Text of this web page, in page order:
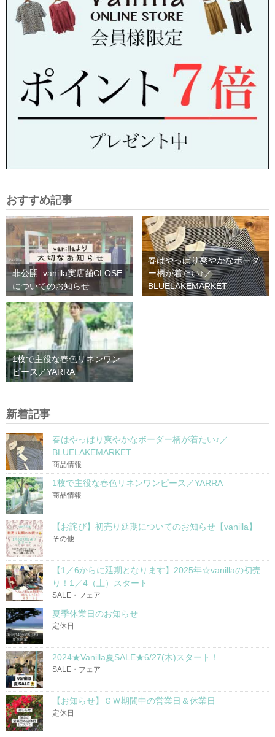
おすすめ記事
非公開: vanilla実店舗CLOSE
についてのお知らせ
春はやっぱり爽やかなボーダ
ー柄が着たい♪／
BLUELAKEMARKET
1枚で主役な春色リネンワン
ピース／YARRA
新着記事
春はやっぱり爽やかなボーダー柄が着たい♪／
BLUELAKEMARKET
商品情報
1枚で主役な春色リネンワンピース／YARRA
商品情報
【お詫び】初売り延期についてのお知らせ【vanilla】
その他
【1／6からに延期となります】2025年☆vanillaの初売
り！1／4（土）スタート
SALE・フェア
夏季休業日のお知らせ
定休日
2024★Vanilla夏SALE★6/27(木)スタート！
SALE・フェア
【お知らせ】ＧＷ期間中の営業日＆休業日
定休日